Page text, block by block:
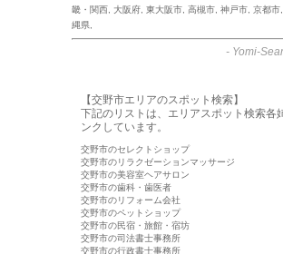
畿・関西
大阪府 東大阪市 高槻市 神戸市 京都市
縄県
- Yomi-
【交野市エリアのスポット検索】
下記のリストは、エリアスポット検索各
ンクしています。
交野市のセレクトショップ
交野市のリラクゼーションマッサージ
交野市の美容室ヘアサロン
交野市の歯科・歯医者
交野市のリフォーム会社
交野市のペットショップ
交野市の民宿・旅館・宿坊
交野市の司法書士事務所
交野市の行政書士事務所